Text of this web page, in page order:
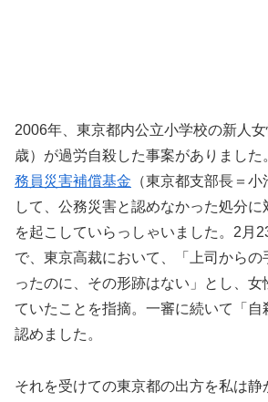
2006年、東京都内公立小学校の新人
歳）が過労自殺した事案がありました
務員災害補償基金 （東京都支部長＝
して、公務災害と認めなかった処分
を起こしていらっしゃいました。2月
で、東京高裁において、「上司から
ったのに、その形跡はない」とし、女
ていたことを指摘。一審に続いて「自
認めました。
それを受けての東京都の出方を私は静